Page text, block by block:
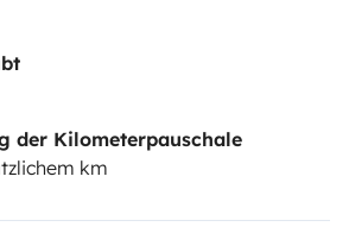
der Kilometerpauschale
km